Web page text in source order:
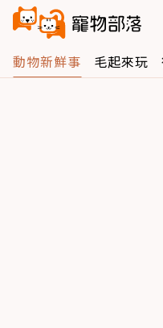
動物新鮮事 毛起來玩